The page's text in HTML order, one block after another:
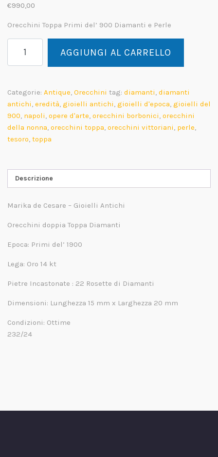
€990,00
Orecchini Toppa Primi del’ 900 Diamanti e Perle
Toppa
Primi
900
Diamanti
quantità
AGGIUNGI AL CARRELLO
Categorie: Antique, Orecchini tag: diamanti, diamanti
antichi, eredità, gioielli antichi, gioielli d'epoca, gioielli del
900, napoli, opere d'arte, orecchini borbonici, orecchini
della nonna, orecchini toppa, orecchini vittoriani, perle,
tesoro, toppa
Descrizione
Marika de Cesare – Gioielli Antichi
Orecchini doppia Toppa Diamanti
Epoca: Primi del’ 1900
Lega: Oro 14 kt
Pietre Incastonate : 22 Rosette di Diamanti
Dimensioni: Lunghezza 15 mm x Larghezza 20 mm
Condizioni: Ottime
232/24